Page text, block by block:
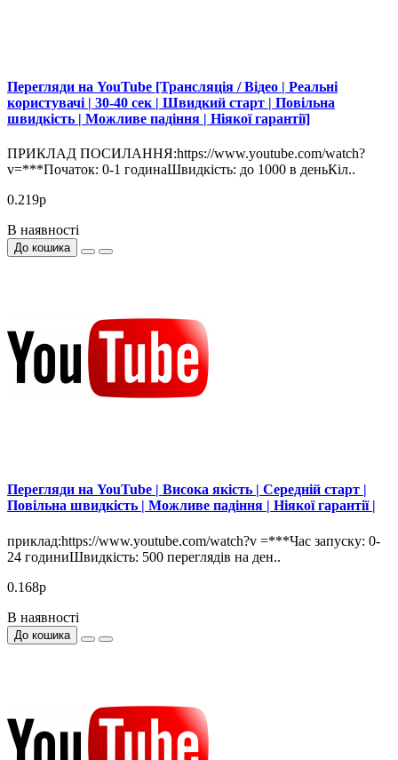
Перегляди на YouTube [Трансляція / Відео | Реальні
користувачі | 30-40 сек | Швидкий старт | Повільна
швидкість | Можливе падіння | Ніякої гарантії]
ПРИКЛАД ПОСИЛАННЯ:https://www.youtube.com/watch?
v=***Початок: 0-1 годинаШвидкість: до 1000 в деньКіл..
0.219р
В наявності
До кошика
Перегляди на YouTube | Висока якість | Середній старт |
Повільна швидкість | Можливе падіння | Ніякої гарантії |
приклад:https://www.youtube.com/watch?v =***Час запуску: 0-
24 годиниШвидкість: 500 переглядів на ден..
0.168р
В наявності
До кошика